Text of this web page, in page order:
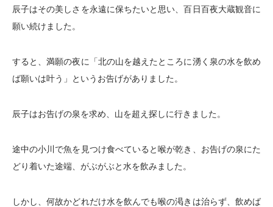
辰子はその美しさを永遠に保ちたいと思い、百日百夜大蔵観音に
願い続けました。
すると、満願の夜に「北の山を越えたところに湧く泉の水を飲め
ば願いは叶う」というお告げがありました。
辰子はお告げの泉を求め、山を超え探しに行きました。
途中の小川で魚を見つけ食べていると喉が乾き、お告げの泉にた
どり着いた途端、がぶがぶと水を飲みました。
しかし、何故かどれだけ水を飲んでも喉の渇きは治らず、飲めば